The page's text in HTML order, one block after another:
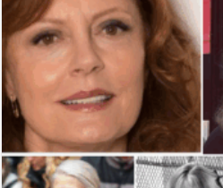
ونساءٌ
يقلِّبن
الزمن:
من
إلى
فلسطين
مغلقة